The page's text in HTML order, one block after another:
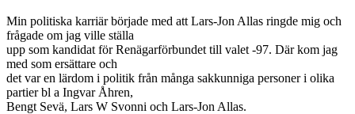
Min politiska karriär började med att Lars-Jon Allas ringde mig och
frågade om jag ville ställa
upp som kandidat för Renägarförbundet till valet -97. Där kom jag
med som ersättare och
det var en lärdom i politik från många sakkunniga personer i olika
partier bl a Ingvar Åhren,
Bengt Sevä, Lars W Svonni och Lars-Jon Allas.